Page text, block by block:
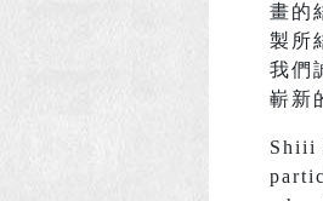
畫的
製所
我們
嶄新
Shiii